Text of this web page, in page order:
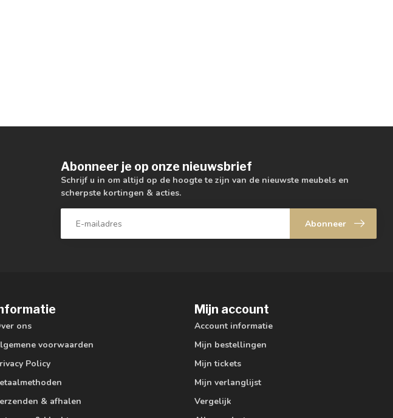
Abonneer je op onze nieuwsbrief
Schrijf u in om altijd op de hoogte te zijn van de nieuwste meubels en
scherpste kortingen & acties.
Abonneer
ons
voorwaarden
Policy
& afhalen
Mijn account
Account informatie
Mijn bestellingen
Mijn tickets
Mijn verlanglijst
Vergelijk